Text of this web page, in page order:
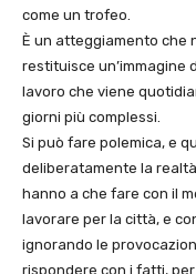
come un trofeo.
È un atteggiamento che
restituisce
lavoro che viene
giorni più complessi.
Si può fare polemica, e
deliberatamente la
hanno a che fare con il
lavorare per la città, e
ignorando le
rispondere con i fatti,